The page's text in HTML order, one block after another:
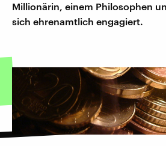
Millionärin, einem Philosophen
sich ehrenamtlich engagiert.